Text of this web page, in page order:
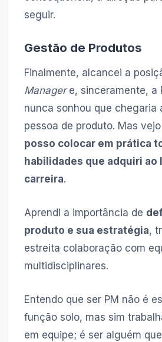
seguir.
Gestão de Produtos
Finalmente, alcancei a
Managere, sinceramente, a
nunca sonhou que chegaria
pessoa de produto. Mas
posso colocar em prática
habilidades que adquiri ao
carreira.
Aprendi a importância de
produto e sua estratégia,
estreita colaboração com
multidisciplinares.
Entendo que ser PM não é
função solo, mas sim
em equipe; é ser alguém